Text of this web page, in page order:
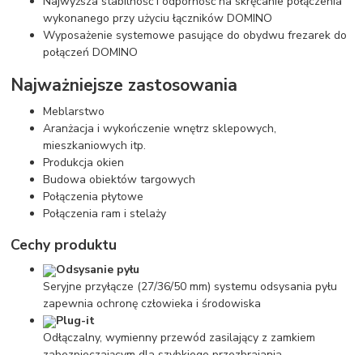
wykonanego przy użyciu łączników DOMINO
Wyposażenie systemowe pasujące do obydwu frezarek do
połączeń DOMINO
Najważniejsze zastosowania
Meblarstwo
Aranżacja i wykończenie wnętrz sklepowych,
mieszkaniowych itp.
Produkcja okien
Budowa obiektów targowych
Połączenia płytowe
Połączenia ram i stelaży
Cechy produktu
Odsysanie pyłu
Seryjne przyłącze (27/36/50 mm) systemu odsysania pyłu
zapewnia ochronę człowieka i środowiska
Plug-it
Odłączalny, wymienny przewód zasilający z zamkiem